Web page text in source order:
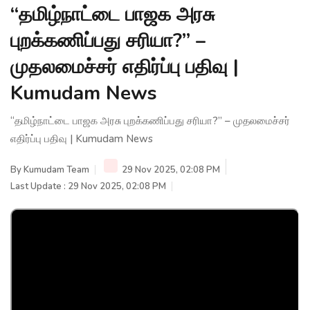
“தமிழ்நாட்டை பாஜக அரசு
புறக்கணிப்பது சரியா?” –
முதலமைச்சர் எதிர்ப்பு பதிவு |
Kumudam News
“தமிழ்நாட்டை பாஜக அரசு புறக்கணிப்பது சரியா?” – முதலமைச்சர்
எதிர்ப்பு பதிவு | Kumudam News
ByKumudam Team
29 Nov 2025, 02:08 PM
Last Update : 29 Nov 2025, 02:08 PM